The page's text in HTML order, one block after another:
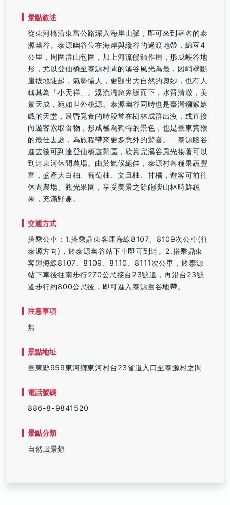
景點敘述
從東河橋沿東富公路深入海岸山脈，即可來到著名的泰
源幽谷。泰源幽谷位在海岸與縱谷的過渡地帶，綿亙4
公里，周圍群山包圍，加上河流侵蝕作用，形成峽谷地
形，尤以登仙橋至泰源村間的溪谷風光為最，因峭壁斷
崖拔地陡起，氣勢懾人，更顯出大自然的奧妙，也有人
稱其為「小天祥」。溪流湍急奔騰而下，水質清澈，美
景天成，宛如世外桃源。泰源幽谷同時也是臺灣獼猴嬉
戲的天堂，晨昏覓食的時段常在樹林成群出沒，或直接
向遊客索取食物，形成極為獨特的景色，也是臺東賞猴
的最佳去處，為旅程帶來更多意外的驚喜。 泰源幽谷
進去後可到達登仙橋遊憩區，欣賞完溪谷風光接著可以
到達東河休閒農場。由於氣候絕佳，泰源村各種果蔬豐
富，盛產大白柚、葡萄柚、文旦柚、甘橘，遊客可前往
休閒農場、觀光果園，享受美景之餘飽啖山林時鮮蔬
果，充滿野趣。
交通方式
搭乘公車：1.搭乘鼎東客運海線8107、8109次公車(往
泰源方向)，於泰源幽谷站下車即可到達。2.搭乘鼎東
客運海線8107、8109、8110、8111次公車，於泰源
站下車後往南步行270公尺接台23號道，再沿台23號
道步行約800公尺後，即可進入泰源幽谷地帶。
注意事項
無
景點地址
臺東縣959東河鄉東河村台23省道入口至泰源村之間
電話號碼
886-8-9841520
景點分類
自然風景類